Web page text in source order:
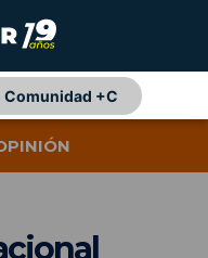
Comunidad +C